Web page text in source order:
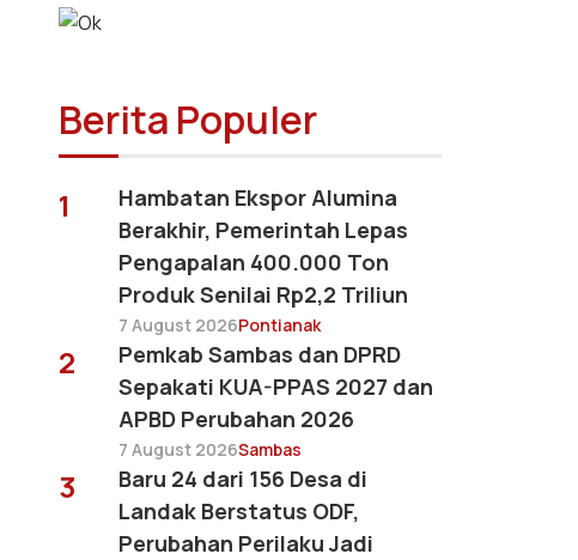
Berita Populer
1
Hambatan Ekspor Alumina
Berakhir, Pemerintah Lepas
Pengapalan 400.000 Ton
Produk Senilai Rp2,2 Triliun
7 August 2026Pontianak
2
Pemkab Sambas dan DPRD
Sepakati KUA-PPAS 2027 dan
APBD Perubahan 2026
7 August 2026Sambas
3
Baru 24 dari 156 Desa di
Landak Berstatus ODF,
Perubahan Perilaku Jadi